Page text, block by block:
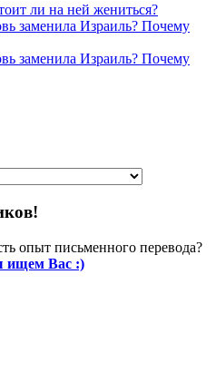
ли на ней жениться?
заменила Израиль? Почему
заменила Израиль? Почему
опыт письменного перевода?
ищем Вас :)